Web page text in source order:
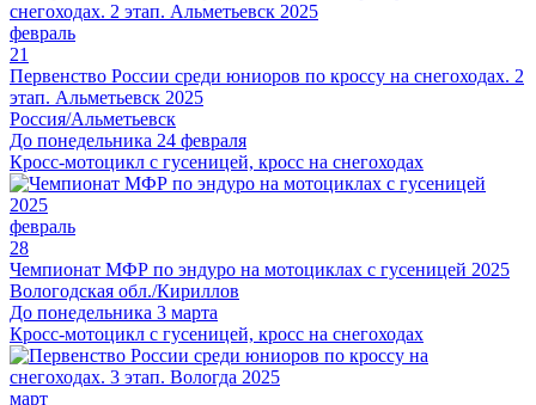
февраль
21
Первенство России среди юниоров по кроссу на снегоходах. 2
этап. Альметьевск 2025
Россия/Альметьевск
До понедельника 24 февраля
Кросс-мотоцикл с гусеницей, кросс на снегоходах
февраль
28
Чемпионат МФР по эндуро на мотоциклах с гусеницей 2025
Вологодская обл./Кириллов
До понедельника 3 марта
Кросс-мотоцикл с гусеницей, кросс на снегоходах
март